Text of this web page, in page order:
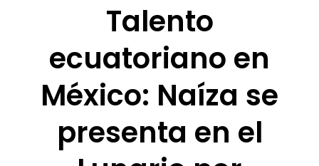
Talento
ecuatoriano en
México: Naíza se
presenta en el